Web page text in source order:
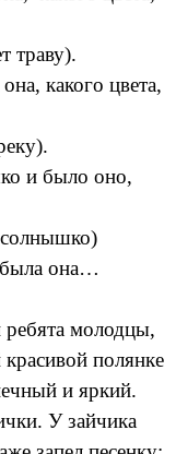
траву).
какого цвета,
и было оно,
была она…
молодцы,
полянке
и яркий.
У зайчика